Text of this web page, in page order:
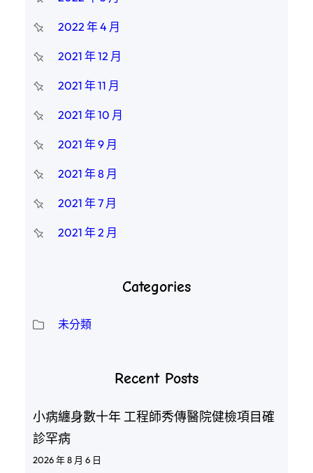
2022 年 4 月
2021 年 12 月
2021 年 11 月
2021 年 10 月
2021 年 9 月
2021 年 8 月
2021 年 7 月
2021 年 2 月
Categories
未分類
Recent Posts
小病纏身數十年 工程師秀傳醫院健檢項目確
診罕病
2026 年 8 月 6 日